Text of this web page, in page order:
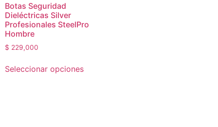
Botas Seguridad
Dieléctricas Silver
Profesionales SteelPro
Hombre
$ 229,000
Seleccionar opciones